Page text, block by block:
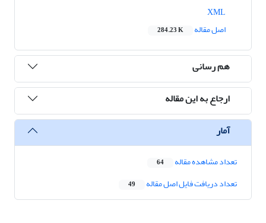
اصل مقاله
284.23 K
هم رسانی
ارجاع به این مقاله
آمار
تعداد مشاهده مقاله 64
تعداد دریافت فایل اصل مقاله 49